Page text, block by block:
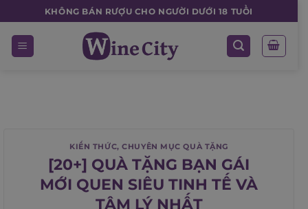
to
content
KHÔNG BÁN RƯỢU CHO NGƯỜI DƯỚI 18 TUỔI
KIẾN THỨC,CHUYÊN MỤC QUÀ TẶNG
[20+] QUÀ TẶNG BẠN GÁI
MỚI QUEN SIÊU TINH TẾ VÀ
TÂM LÝ NHẤT